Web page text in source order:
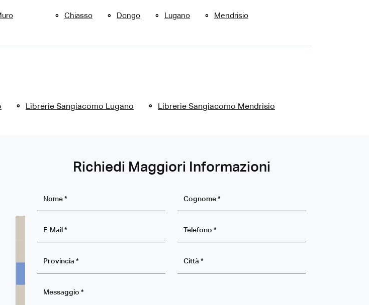
Chiasso Dongo Lugano Mendrisio
Librerie Sangiacomo Lugano Librerie Sangiacomo Mendrisio
Richiedi Maggiori Informazioni